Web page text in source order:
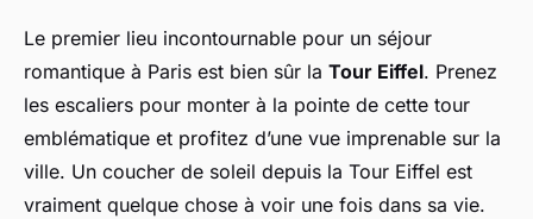
Le premier lieu incontournable pour un séjour
romantique à Paris est bien sûr la Tour Eiffel. Prenez
les escaliers pour monter à la pointe de cette tour
emblématique et profitez d’une vue imprenable sur la
ville. Un coucher de soleil depuis la Tour Eiffel est
vraiment quelque chose à voir une fois dans sa vie.